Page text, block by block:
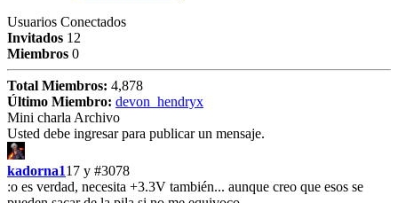
Usuarios Conectados
Invitados 12
Miembros 0
Total Miembros: 4,878
Último Miembro: devon_hendryx
Mini charla Archivo
Usted debe ingresar para publicar un mensaje.
kadorna117 y #3078
:o es verdad, necesita +3.3V también... aunque creo que esos se